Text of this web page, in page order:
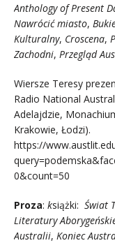
Anthology of Present
Nawrócić miasto,
Kulturalny, Croscena,
Zachodni, Przegląd
Wiersze Teresy
Radio National
Adelajdzie,
Krakowie, Łodzi).
https://
0&count=50
Proza: książki: Świat
Literatury
Australii, Koniec